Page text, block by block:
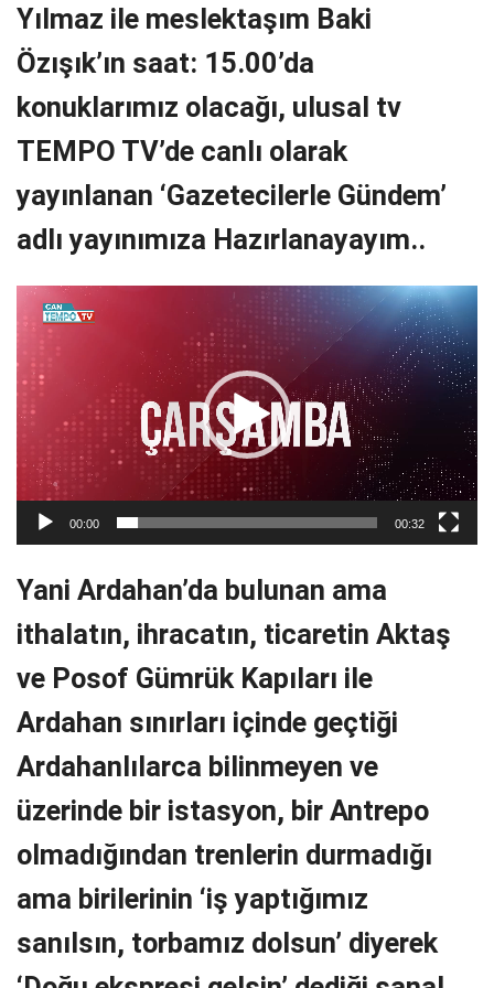
Yılmaz ile meslektaşım Baki
Özışık’ın saat: 15.00’da
konuklarımız olacağı, ulusal tv
TEMPO TV’de canlı olarak
yayınlanan ‘Gazetecilerle Gündem’
adlı yayınımıza Hazırlanayayım..
Video
oynatıcı
00:00 00:32
Yani Ardahan’da bulunan ama
ithalatın, ihracatın, ticaretin Aktaş
ve Posof Gümrük Kapıları ile
Ardahan sınırları içinde geçtiği
Ardahanlılarca bilinmeyen ve
üzerinde bir istasyon, bir Antrepo
olmadığından trenlerin durmadığı
ama birilerinin ‘iş yaptığımız
sanılsın, torbamız dolsun’ diyerek